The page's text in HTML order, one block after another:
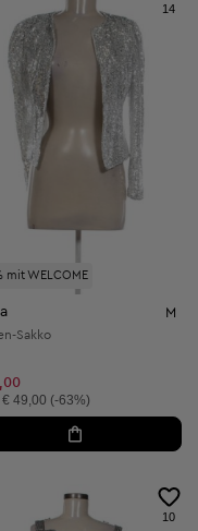
mit WELCOME
14
M
Sakko
Preisempfehlung:
€ 49,00 (-63%)
10